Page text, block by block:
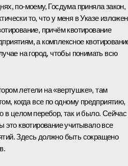
по‑моему, Госдума приняла закон,
то, что у меня в Указе
причём квотирование
а комплексное
на город, чтобы понимать всю
летели на «вертушке», там
когда все по одному предприятию,
в целом перебор, так и было. Сейчас
это квотирование учитывало все
Здесь должно быть сокращено